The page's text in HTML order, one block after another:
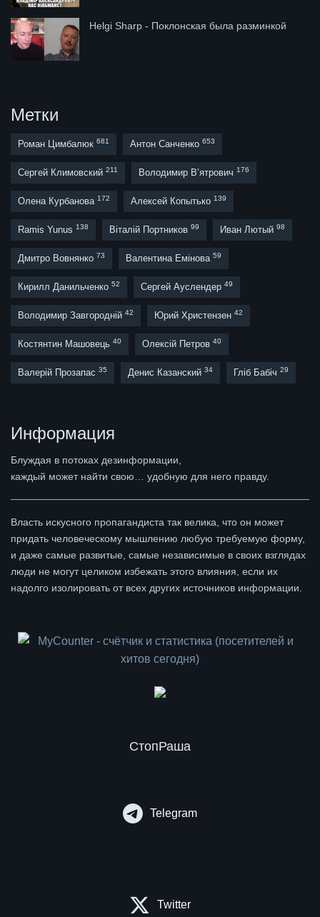
Helgi Sharp - Поклонская была разминкой
Метки
Роман Цимбалюк 681 Антон Санченко 653
Сергей Климовский 211 Володимир В’ятрович 176
Олена Курбанова 172 Алексей Копытько 139
Ramis Yunus 138 Віталій Портников 99 Иван Лютый 98
Дмитро Вовнянко 73 Валентина Емінова 59
Кирилл Данильченко 52 Сергей Ауслендер 49
Володимир Завгородній 42 Юрий Христензен 42
Костянтин Машовець 40 Олексій Петров 40
Валерій Прозапас 35 Денис Казанский 34 Гліб Бабіч 29
Информация
Блуждая в потоках дезинформации,
каждый может найти свою… удобную для него правду.
Власть искусного пропагандиста так велика, что он может
придать человеческому мышлению любую требуемую форму,
и даже самые развитые, самые независимые в своих взглядах
люди не могут целиком избежать этого влияния, если их
надолго изолировать от всех других источников информации.
СтопРаша
Telegram
Twitter